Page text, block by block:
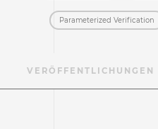
Parameterized Verification
VERÖFFENTLICHUNGEN